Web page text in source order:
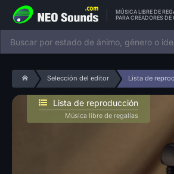
MÚSICA LIBRE DE
PARA CREADORES
Selección del editor Lista de
Lista de reproducción
Música libre de regalías